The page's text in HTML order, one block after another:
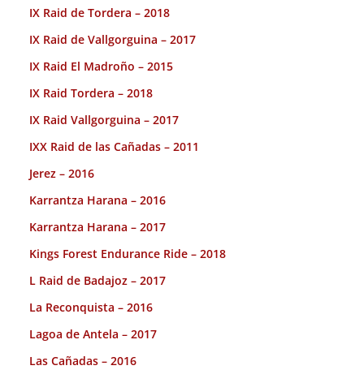
IX Raid de Tordera – 2018
IX Raid de Vallgorguina – 2017
IX Raid El Madroño – 2015
IX Raid Tordera – 2018
IX Raid Vallgorguina – 2017
IXX Raid de las Cañadas – 2011
Jerez – 2016
Karrantza Harana – 2016
Karrantza Harana – 2017
Kings Forest Endurance Ride – 2018
L Raid de Badajoz – 2017
La Reconquista – 2016
Lagoa de Antela – 2017
Las Cañadas – 2016